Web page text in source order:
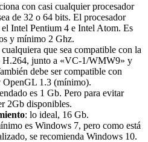
con casi cualquier procesador
de 32 o 64 bits. El procesador
Intel Pentium 4 e Intel Atom. Es
y mínimo 2 Ghz.
cualquiera que sea compatible con la
H.264, junto a «VC-1/WMW9» y
debe ser compatible con
1.3 (mínimo).
es 1 Gb. Pero para evitar
2Gb disponibles.
: lo ideal, 16 Gb.
es Windows 7, pero como está
se recomienda Windows 10.